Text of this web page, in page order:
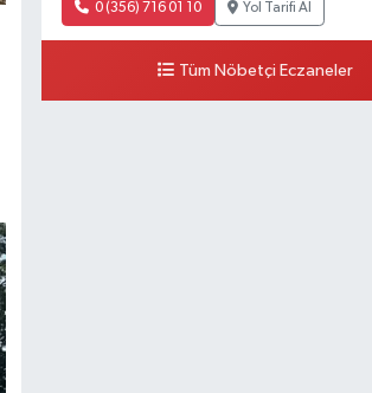
0 (356) 716 01 10 Yol Tarifi Al
Tüm Nöbetçi Eczaneler